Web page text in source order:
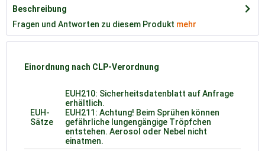
Beschreibung
Fragen und Antworten zu diesem Produkt mehr
Einordnung nach CLP-Verordnung
EUH-
Sätze
EUH210: Sicherheitsdatenblatt auf Anfrage
erhältlich.
EUH211: Achtung! Beim Sprühen können
gefährliche lungengängige Tröpfchen
entstehen. Aerosol oder Nebel nicht
einatmen.